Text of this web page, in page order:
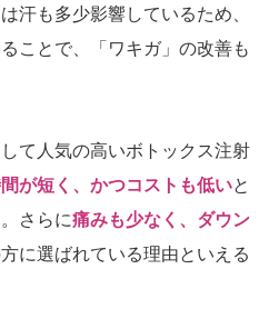
汗も多少影響しているため、
ことで、「ワキガ」の改善も
て人気の高いボトックス注射
が短く、かつコストも低いと
さらに痛みも少なく、ダウン
に選ばれている理由といえる